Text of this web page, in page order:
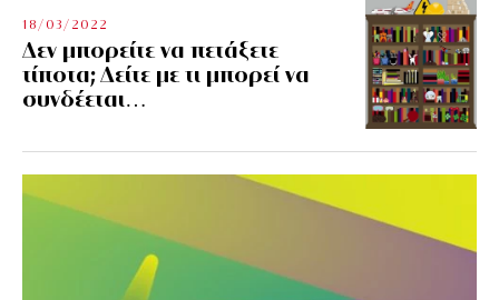
18/03/2022
Δεν μπορείτε να πετάξετε
τίποτα; Δείτε με τι μπορεί να
συνδέεται…